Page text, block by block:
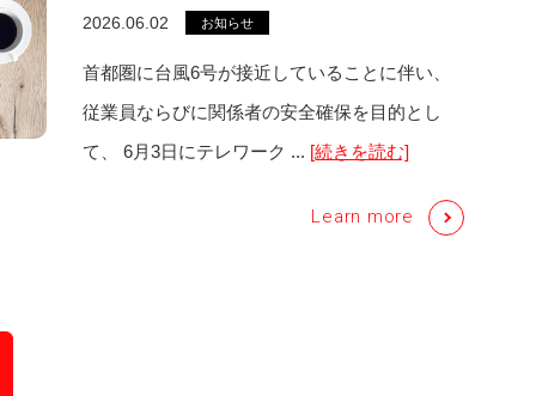
2026.06.02 お知らせ
首都圏に台風6号が接近していることに伴い、
従業員ならびに関係者の安全確保を目的とし
て、 6月3日にテレワーク ... [続きを読む]
Learn more